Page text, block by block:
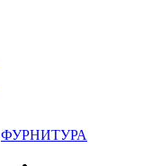
ФУРНИТУРА